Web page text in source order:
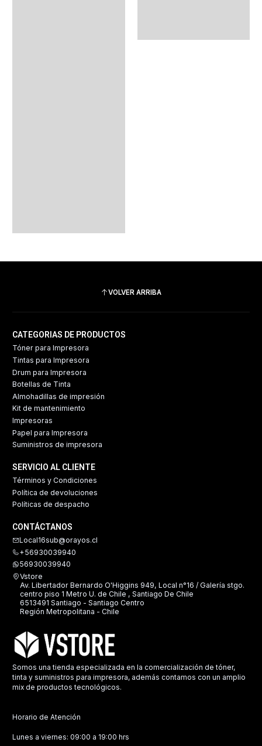
VOLVER ARRIBA
CATEGORIAS DE PRODUCTOS
Tóner para Impresora
Tintas para Impresora
Drum para Impresora
Botellas de Tinta
Almohadillas de impresión
Kit de mantenimiento
Impresoras
Papel para Impresora
Suministros de impresora
SERVICIO AL CLIENTE
Términos y Condiciones
Política de devoluciones
Políticas de despacho
CONTÁCTANOS
Local16sub@orayos.cl
+56930039940
56930039940
Vstore
Av. Libertador Bernardo O'Higgins 949, Local n°16 / Galería stgo.
centro piso 1 Metro U. de Chile , Santiago De Chile
6513491 Santiago - Santiago Centro
Región Metropolitana - Chile
Somos una tienda especializada en la comercialización de tóner,
tinta y suministros para impresora, además contamos con un amplio
mix de productos tecnológicos.
Horario de Atención
Lunes a viernes: 09:00 a 19:00 hrs